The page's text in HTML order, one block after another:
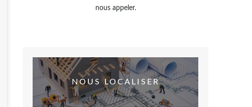
nous appeler.
NOUS LOCALISER